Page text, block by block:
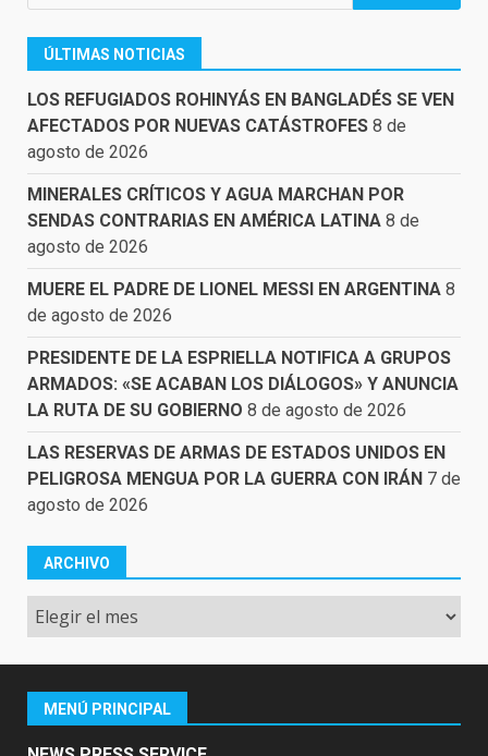
ÚLTIMAS NOTICIAS
LOS REFUGIADOS ROHINYÁS EN BANGLADÉS SE VEN
AFECTADOS POR NUEVAS CATÁSTROFES 8 de
agosto de 2026
MINERALES CRÍTICOS Y AGUA MARCHAN POR
SENDAS CONTRARIAS EN AMÉRICA LATINA 8 de
agosto de 2026
MUERE EL PADRE DE LIONEL MESSI EN ARGENTINA 8
de agosto de 2026
PRESIDENTE DE LA ESPRIELLA NOTIFICA A GRUPOS
ARMADOS: «SE ACABAN LOS DIÁLOGOS» Y ANUNCIA
LA RUTA DE SU GOBIERNO 8 de agosto de 2026
LAS RESERVAS DE ARMAS DE ESTADOS UNIDOS EN
PELIGROSA MENGUA POR LA GUERRA CON IRÁN 7 de
agosto de 2026
ARCHIVO
Archivo
MENÚ PRINCIPAL